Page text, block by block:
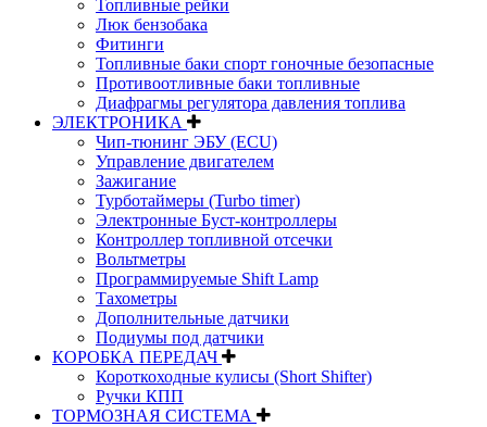
Топливные рейки
Люк бензобака
Фитинги
Топливные баки спорт гоночные безопасные
Противоотливные баки топливные
Диафрагмы регулятора давления топлива
ЭЛЕКТРОНИКА
Чип-тюнинг ЭБУ (ECU)
Управление двигателем
Зажигание
Турботаймеры (Turbo timer)
Электронные Буст-контроллеры
Контроллер топливной отсечки
Вольтметры
Программируемые Shift Lamp
Тахометры
Дополнительные датчики
Подиумы под датчики
КОРОБКА ПЕРЕДАЧ
Короткоходные кулисы (Short Shifter)
Ручки КПП
ТОРМОЗНАЯ СИСТЕМА